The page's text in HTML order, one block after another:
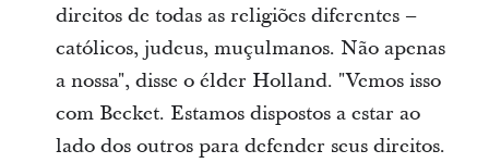
direitos de todas as religiões diferentes –
católicos, judeus, muçulmanos. Não apenas
a nossa", disse o élder Holland. "Vemos isso
com Becket. Estamos dispostos a estar ao
lado dos outros para defender seus direitos.